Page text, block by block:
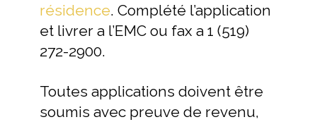
résidence. Complété l’application
et livrer a l’EMC ou fax a 1 (519)
272-2900.
Toutes applications doivent être
soumis avec preuve de revenu,